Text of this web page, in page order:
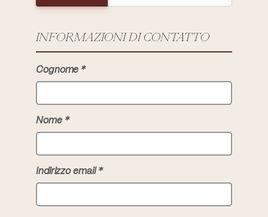
INFORMAZIONI DI CONTATTO
Cognome
Nome
Indirizzo email